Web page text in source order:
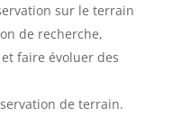
sur le terrain
de recherche,
faire évoluer des
de terrain.